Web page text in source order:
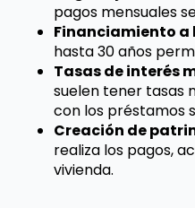
pagos mensuales
Financiamiento a
hasta 30 años
Tasas de interés
suelen tener tasas
con los préstamos
Creación de
realiza los pagos,
vivienda.